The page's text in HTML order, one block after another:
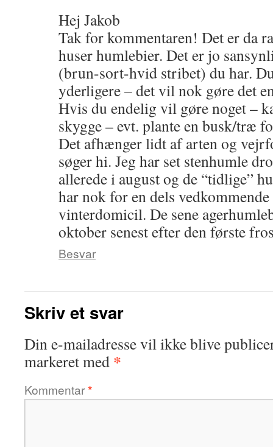
Hej Jakob
Tak for kommentaren! Det er da
huser humlebier. Det er jo
(brun-sort-hvid stribet) du har.
yderligere – det vil nok gøre det
Hvis du endelig vil gøre noget –
skygge – evt. plante en busk/træ
Det afhænger lidt af arten og
søger hi. Jeg har set stenhumle
allerede i august og de “tidlige”
har nok for en dels
vinterdomicil. De sene
oktober senest efter den første
Besvar
Skriv et svar
Din e-mailadresse vil ikke blive
markeret med *
Kommentar*